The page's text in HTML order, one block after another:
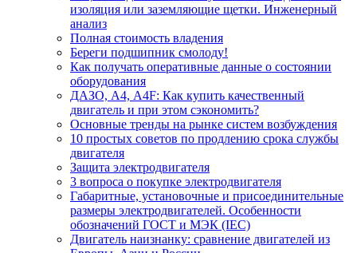
изоляция или заземляющие щетки. Инженерный
анализ
Полная стоимость владения
Береги подшипник смолоду!
Как получать оперативные данные о состоянии
оборудования
ДАЗО, А4, А4F: Как купить качественный
двигатель и при этом сэкономить?
Основные тренды на рынке систем возбуждения
10 простых советов по продлению срока службы
двигателя
Защита электродвигателя
3 вопроса о покупке электродвигателя
Габаритные, установочные и присоединительные
размеры электродвигателей. Особенности
обозначений ГОСТ и МЭК (IEC)
Двигатель наизнанку: сравнение двигателей из